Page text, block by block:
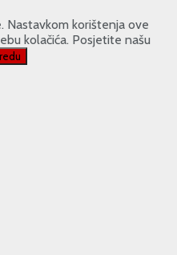
Nastavkom korištenja ove
kolačića. Posjetite našu